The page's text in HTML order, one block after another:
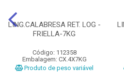
LING.CALABRESA RET. LOG -
FRIELLA-7KG
Código: 112358
Embalagem: CX.4X7KG
Produto de peso variável